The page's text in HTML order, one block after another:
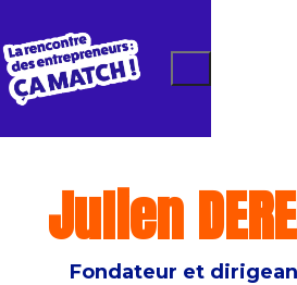
Julien
Fondateur et